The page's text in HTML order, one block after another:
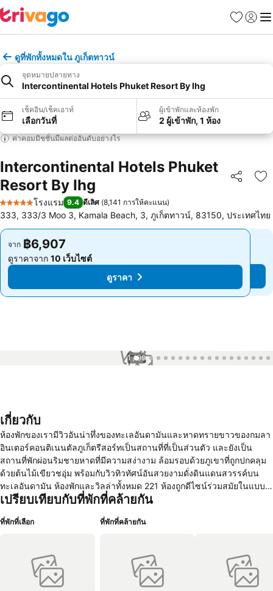
รายการโป
เข้าสู่ร
เมนู
ดูที่พักทั้งหมดใน ภูเก็ตทาวน์
จุดหมายปลายทาง
Intercontinental Hotels Phuket Resort By Ihg
เช็คอิน/เช็คเอาท์
เลือกวันที่
ผู้เข้าพักและห้องพัก
2 ผู้เข้าพัก, 1 ห้อง
ค่าคอมมิชชั่นมีผลต่ออันดับอย่างไร
Intercontinental Hotels Phuket
Resort By Ihg
แชร์ เ
5 ดาว
โรงแรม 9.4 ดีเลิศ (8,141 การให้คะแนน)
333, 333/3 Moo 3, Kamala Beach, 3, ภูเก็ตทาวน์, 83150, ประเทศไทย
จาก ฿6,907
ดูราคาจาก 10 เว็บไซต์
ดูราคา
จาก ฿6,907
ดูราคาจาก 10 เว็บไซต์
ดูราคา
1 / 99
เกี่ยวกับ
ห้องพักของเรามีวิวอันน่าทึ่งของทะเลอันดามันและหาดทรายขาวของกมลา
อินเตอร์คอนติเนนตัลภูเก็ตรีสอร์ทเป็นสถานที่ที่เป็นส่วนตัว และยังเป็น
สถานที่พักผ่อนริมชายหาดที่มีความสง่างาม ล้อมรอบด้วยภูเขาที่ถูกปกคลุม
ด้วยต้นไม้เขียวชอุ่ม พร้อมกับวิวทิวทัศน์อันสวยงามดั่งดินแดนสวรรค์บน
ทะเลอันดามัน ห้องพักและวิลล่าทั้งหมด 221 ห้องถูกดีไซน์ร่วมสมัยในแบบ
ไทย สัมผัสวัฒนธรรมทางอาหารที่ได้รับแรงบันดาลใจจากอาหารท้องถิ่น
ถูกออกแบบมาเป็นพิเศษเพื่อตอบโจทก์ลูกค้าคนพิเศษของเรา จังหวัดภูเก็ตมี
เนนตัล ภูเก็ต รีสอร์ทแค่เอื้อม
เปรียบเทียบกับที่พักที่คล้ายกัน
ที่พักที่เลือก ที่พักที่คล้ายกัน